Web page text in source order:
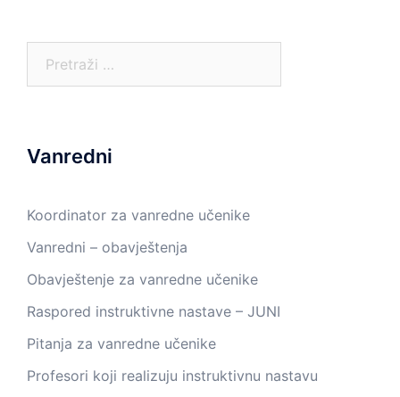
Vanredni
Koordinator za vanredne učenike
Vanredni – obavještenja
Obavještenje za vanredne učenike
Raspored instruktivne nastave – JUNI
Pitanja za vanredne učenike
Profesori koji realizuju instruktivnu nastavu